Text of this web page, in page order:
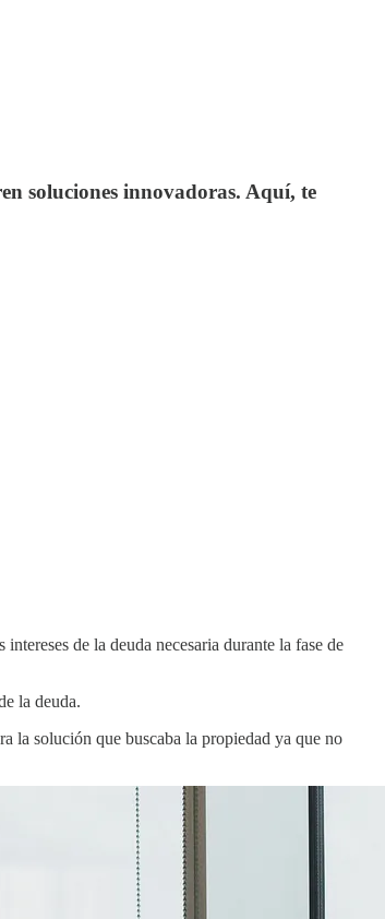
soluciones innovadoras. Aquí, te
de la deuda necesaria durante la fase de
la deuda.
la solución que buscaba la propiedad ya que no